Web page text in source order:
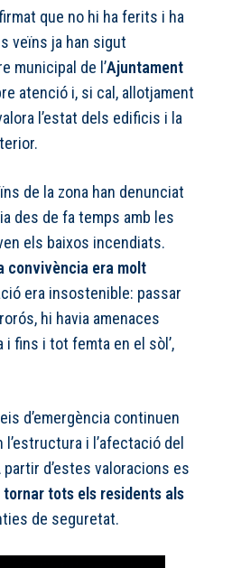
que no hi ha ferits i ha
veïns ja han sigut
municipal de l’Ajuntament
atenció i, si cal, allotjament
l’estat dels edificis i la
de la zona han denunciat
des de fa temps amb les
els baixos incendiats.
convivència era molt
era insostenible: passar
hi havia amenaces
fins i tot femta en el sòl’,
d’emergència continuen
i l’afectació del
d’estes valoracions es
tornar tots els residents als
de seguretat.